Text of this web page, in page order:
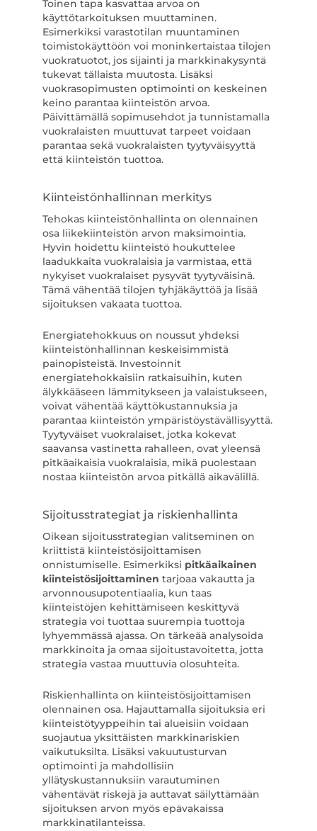
Toinen tapa kasvattaa arvoa on
käyttötarkoituksen muuttaminen.
Esimerkiksi varastotilan muuntaminen
toimistokäyttöön voi moninkertaistaa tilojen
vuokratuotot, jos sijainti ja markkinakysyntä
tukevat tällaista muutosta. Lisäksi
vuokrasopimusten optimointi on keskeinen
keino parantaa kiinteistön arvoa.
Päivittämällä sopimusehdot ja tunnistamalla
vuokralaisten muuttuvat tarpeet voidaan
parantaa sekä vuokralaisten tyytyväisyyttä
että kiinteistön tuottoa.
Kiinteistönhallinnan merkitys
Tehokas kiinteistönhallinta on olennainen
osa liikekiinteistön arvon maksimointia.
Hyvin hoidettu kiinteistö houkuttelee
laadukkaita vuokralaisia ja varmistaa, että
nykyiset vuokralaiset pysyvät tyytyväisinä.
Tämä vähentää tilojen tyhjäkäyttöä ja lisää
sijoituksen vakaata tuottoa.
Energiatehokkuus on noussut yhdeksi
kiinteistönhallinnan keskeisimmistä
painopisteistä. Investoinnit
energiatehokkaisiin ratkaisuihin, kuten
älykkääseen lämmitykseen ja valaistukseen,
voivat vähentää käyttökustannuksia ja
parantaa kiinteistön ympäristöystävällisyyttä.
Tyytyväiset vuokralaiset, jotka kokevat
saavansa vastinetta rahalleen, ovat yleensä
pitkäaikaisia vuokralaisia, mikä puolestaan
nostaa kiinteistön arvoa pitkällä aikavälillä.
Sijoitusstrategiat ja riskienhallinta
Oikean sijoitusstrategian valitseminen on
kriittistä kiinteistösijoittamisen
onnistumiselle. Esimerkiksi pitkäaikainen
kiinteistösijoittaminen tarjoaa vakautta ja
arvonnousupotentiaalia, kun taas
kiinteistöjen kehittämiseen keskittyvä
strategia voi tuottaa suurempia tuottoja
lyhyemmässä ajassa. On tärkeää analysoida
markkinoita ja omaa sijoitustavoitetta, jotta
strategia vastaa muuttuvia olosuhteita.
Riskienhallinta on kiinteistösijoittamisen
olennainen osa. Hajauttamalla sijoituksia eri
kiinteistötyyppeihin tai alueisiin voidaan
suojautua yksittäisten markkinariskien
vaikutuksilta. Lisäksi vakuutusturvan
optimointi ja mahdollisiin
yllätyskustannuksiin varautuminen
vähentävät riskejä ja auttavat säilyttämään
sijoituksen arvon myös epävakaissa
markkinatilanteissa.